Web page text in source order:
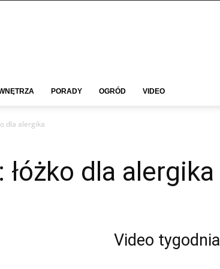
PORADY OGRÓD VIDEO
dla alergika
dla alergika
Video tygodnia